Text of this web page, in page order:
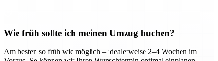
Wie früh sollte ich meinen Umzug buchen?
Am besten so früh wie möglich – idealerweise 2–4 Wochen im